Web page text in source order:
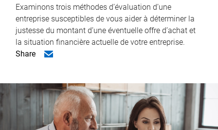
Examinons trois méthodes d’évaluation d’une
entreprise susceptibles de vous aider à déterminer la
justesse du montant d’une éventuelle offre d’achat et
la situation financière actuelle de votre entreprise.
Share